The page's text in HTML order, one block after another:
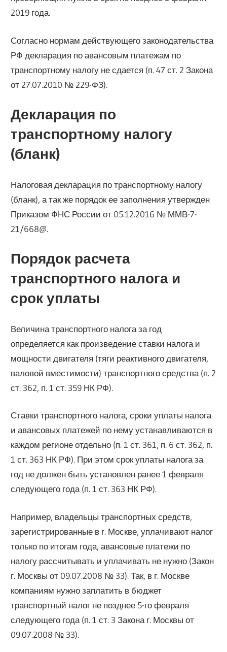
2019 года.
Согласно нормам действующего законодательства
РФ декларация по авансовым платежам по
транспортному налогу не сдается (п. 47 ст. 2 Закона
от 27.07.2010 № 229-ФЗ).
Декларация по
транспортному налогу
(бланк)
Налоговая декларация по транспортному налогу
(бланк), а так же порядок ее заполнения утвержден
Приказом ФНС России от 05.12.2016 № ММВ-7-
21/668@.
Порядок расчета
транспортного налога и
срок уплаты
Величина транспортного налога за год
определяется как произведение ставки налога и
мощности двигателя (тяги реактивного двигателя,
валовой вместимости) транспортного средства (п. 2
ст. 362, п. 1 ст. 359 НК РФ).
Ставки транспортного налога, сроки уплаты налога
и авансовых платежей по нему устанавливаются в
каждом регионе отдельно (п. 1 ст. 361, п. 6 ст. 362, п.
1 ст. 363 НК РФ). При этом срок уплаты налога за
год не должен быть установлен ранее 1 февраля
следующего года (п. 1 ст. 363 НК РФ).
Например, владельцы транспортных средств,
зарегистрированные в г. Москве, уплачивают налог
только по итогам года, авансовые платежи по
налогу рассчитывать и уплачивать не нужно (Закон
г. Москвы от 09.07.2008 № 33). Так, в г. Москве
компаниям нужно заплатить в бюджет
транспортный налог не позднее 5-го февраля
следующего года (п. 1 ст. 3 Закона г. Москвы от
09.07.2008 № 33).